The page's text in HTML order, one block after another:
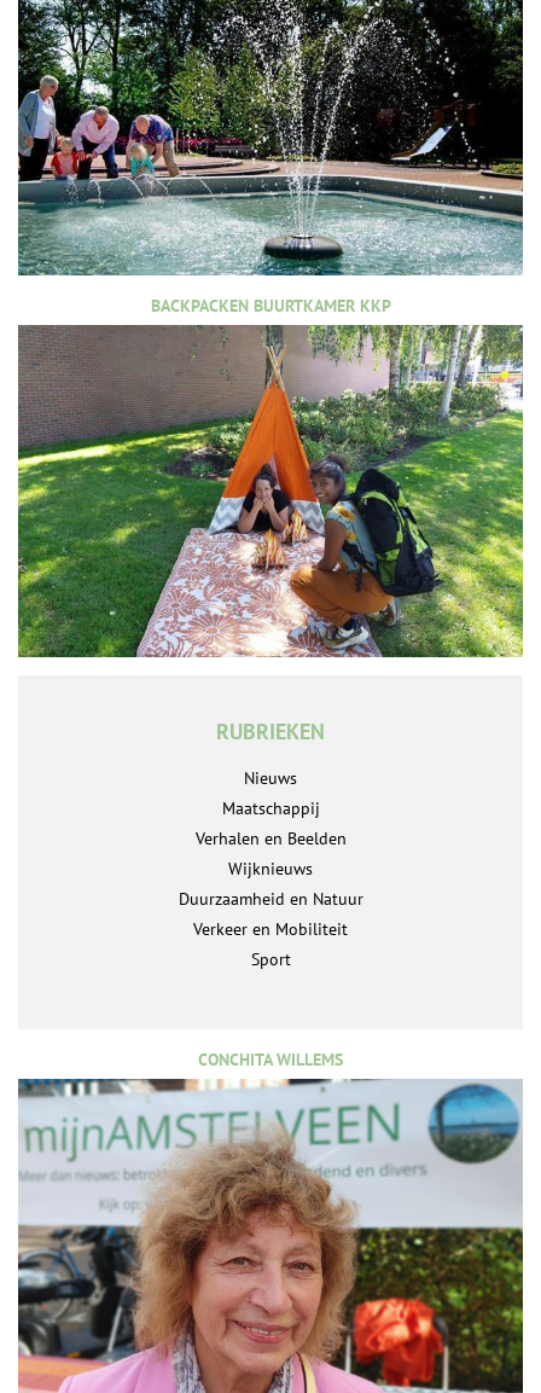
BACKPACKEN BUURTKAMER KKP
RUBRIEKEN
Nieuws
Maatschappij
Verhalen en Beelden
Wijknieuws
Duurzaamheid en Natuur
Verkeer en Mobiliteit
Sport
CONCHITA WILLEMS